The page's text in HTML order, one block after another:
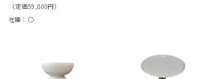
（定価59,800円）
在庫： ○